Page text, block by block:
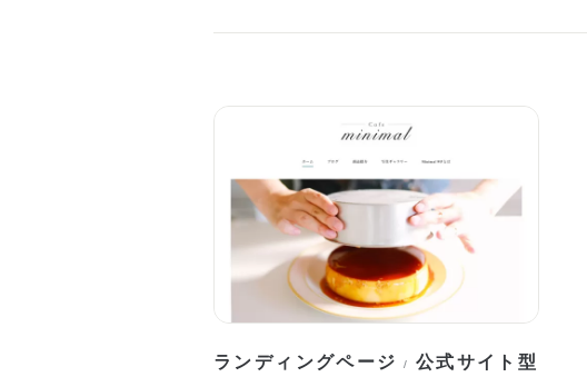
ランディングページ / 公式サイト型